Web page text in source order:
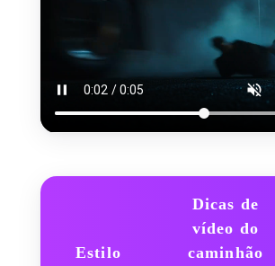
Estilo
Dicas de
vídeo do
caminhão